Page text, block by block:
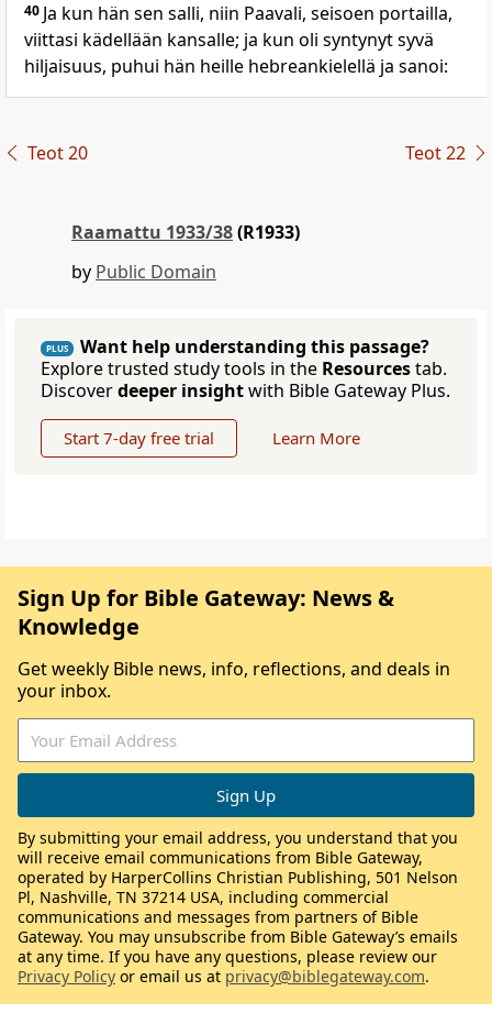
40 Ja kun hän sen salli, niin Paavali, seisoen portailla,
viittasi kädellään kansalle; ja kun oli syntynyt syvä
hiljaisuus, puhui hän heille hebreankielellä ja sanoi:
Teot 20 Teot 22
Raamattu 1933/38(R1933)
by Public Domain
PLUS
Want help understanding this passage?
Explore trusted study tools in the Resourcestab.
Discoverdeeper insightwith Bible Gateway Plus.
Start 7-day free trial Learn More
Sign Up for Bible Gateway: News &
Knowledge
Get weekly Bible news, info, reflections, and deals in
your inbox.
By submitting your email address, you understand that you
will receive email communications from Bible Gateway,
operated by HarperCollins Christian Publishing, 501 Nelson
Pl, Nashville, TN 37214 USA, including commercial
communications and messages from partners of Bible
Gateway. You may unsubscribe from Bible Gateway’s emails
at any time. If you have any questions, please review our
Privacy Policy or email us at privacy@biblegateway.com.